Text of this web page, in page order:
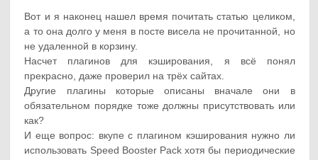
Вот и я наконец нашел время почитать статью целиком,
а то она долго у меня в посте висела не прочитанной, но
не удаленной в корзину.
Насчет плагинов для кэширования, я всё понял
прекрасно, даже проверил на трёх сайтах.
Другие плагины которые описаны вначале они в
обязательном порядке тоже должны присутствовать или
как?
И еще вопрос: вкупе с плагином кэширования нужно ли
использовать Speed Booster Pack хотя бы периодические